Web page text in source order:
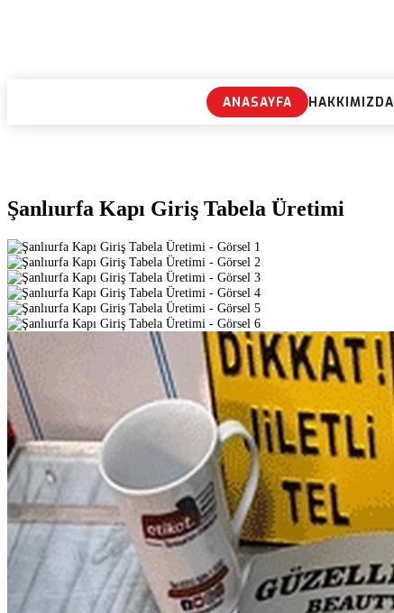
ANASAYFA HAKKIMIZDA
Şanlıurfa Kapı Giriş Tabela Üretimi